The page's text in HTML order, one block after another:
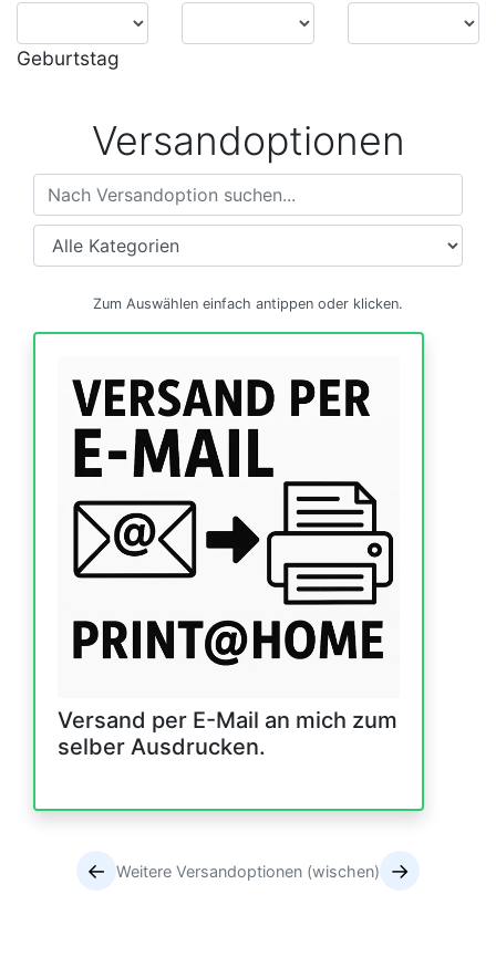
Geburtstag
Versandoptionen
Versandoptionen
Zum Auswählen einfach antippen oder klicken.
Versand per E-Mail an mich zum
selber Ausdrucken.
← Weitere Versandoptionen (wischen) →